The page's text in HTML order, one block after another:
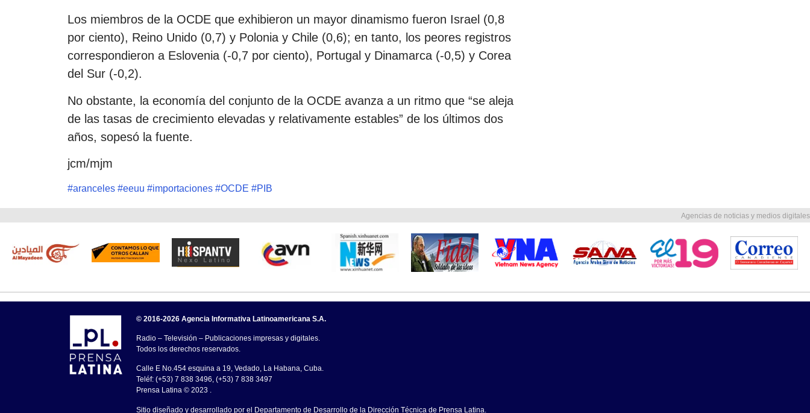
Los miembros de la OCDE que exhibieron un mayor dinamismo fueron Israel (0,8
por ciento), Reino Unido (0,7) y Polonia y Chile (0,6); en tanto, los peores registros
correspondieron a Eslovenia (-0,7 por ciento), Portugal y Dinamarca (-0,5) y Corea
del Sur (-0,2).
No obstante, la economía del conjunto de la OCDE avanza a un ritmo que “se aleja
de las tasas de crecimiento elevadas y relativamente estables” de los últimos dos
años, sopesó la fuente.
jcm/mjm
#aranceles #eeuu #importaciones #OCDE #PIB
Agencias de noticias y medios digitales
© 2016-2026 Agencia Informativa Latinoamericana S.A.
Radio – Televisión – Publicaciones impresas y digitales.
Todos los derechos reservados.
Calle E No.454 esquina a 19, Vedado, La Habana, Cuba.
Teléf: (+53) 7 838 3496, (+53) 7 838 3497
Prensa Latina © 2023 .
Sitio diseñado y desarrollado por el Departamento de Desarrollo de la Dirección Técnica de Prensa Latina.